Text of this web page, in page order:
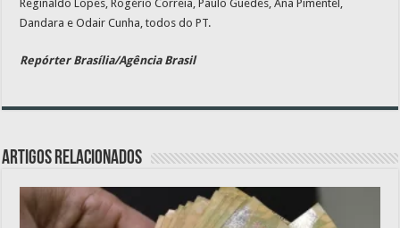
Reginaldo Lopes, Rogério Correia, Paulo Guedes, Ana Pimentel,
Dandara e Odair Cunha, todos do PT.
Repórter Brasília/Agência Brasil
Artigos relacionados